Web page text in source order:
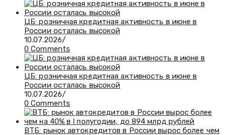
ЦБ: розничная кредитная активность в июне в
России осталась высокой
10.07.2026/
0 Comments
ЦБ: розничная кредитная активность в июне в
России осталась высокой
10.07.2026/
0 Comments
ВТБ: рынок автокредитов в России вырос более чем